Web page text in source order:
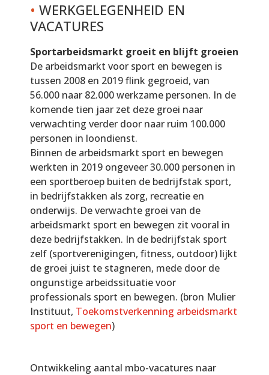
• WERKGELEGENHEID EN
VACATURES
Sportarbeidsmarkt groeit en blijft groeien
De arbeidsmarkt voor sport en bewegen is
tussen 2008 en 2019 flink gegroeid, van
56.000 naar 82.000 werkzame personen. In de
komende tien jaar zet deze groei naar
verwachting verder door naar ruim 100.000
personen in loondienst.
Binnen de arbeidsmarkt sport en bewegen
werkten in 2019 ongeveer 30.000 personen in
een sportberoep buiten de bedrijfstak sport,
in bedrijfstakken als zorg, recreatie en
onderwijs. De verwachte groei van de
arbeidsmarkt sport en bewegen zit vooral in
deze bedrijfstakken. In de bedrijfstak sport
zelf (sportverenigingen, fitness, outdoor) lijkt
de groei juist te stagneren, mede door de
ongunstige arbeidssituatie voor
professionals sport en bewegen. (bron Mulier
Instituut, Toekomstverkenning arbeidsmarkt
sport en bewegen)
Ontwikkeling aantal mbo-vacatures naar